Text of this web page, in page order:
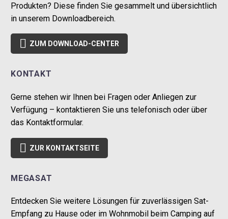
Produkten? Diese finden Sie gesammelt und übersichtlich
in unserem Downloadbereich.
 ZUM DOWNLOAD-CENTER
KONTAKT
Gerne stehen wir Ihnen bei Fragen oder Anliegen zur
Verfügung – kontaktieren Sie uns telefonisch oder über
das Kontaktformular.
 ZUR KONTAKTSEITE
MEGASAT
Entdecken Sie weitere Lösungen für zuverlässigen Sat-
Empfang zu Hause oder im Wohnmobil beim Camping auf